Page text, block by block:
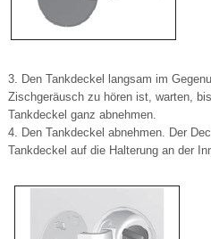
3. Den Tankdeckel langsam im
Zischgeräusch zu hören ist, warten,
Tankdeckel ganz abnehmen.
4. Den Tankdeckel abnehmen. Der
Tankdeckel auf die Halterung an der